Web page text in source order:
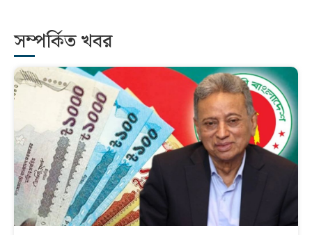
সম্পর্কিত খবর